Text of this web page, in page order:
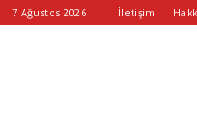
7 Ağustos 2026 İletişim